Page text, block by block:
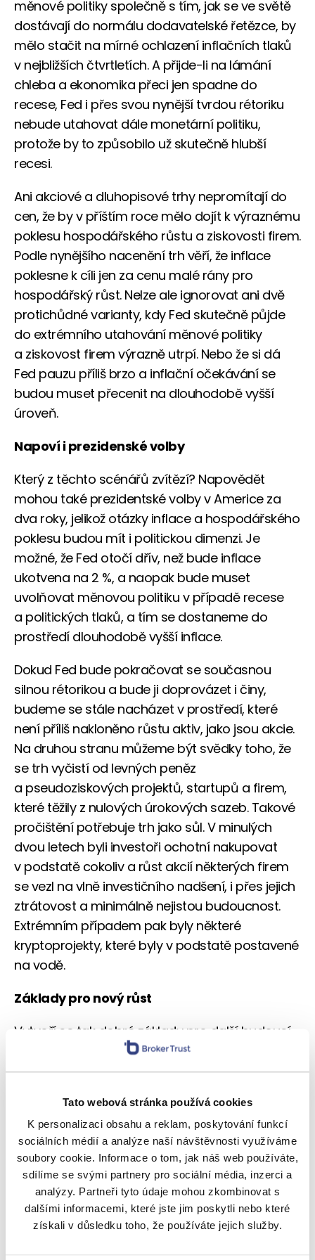
Tato webová stránka používá cookies
K personalizaci obsahu a reklam, poskytování funkcí
sociálních médií a analýze naší návštěvnosti využíváme
soubory cookie. Informace o tom, jak náš web používáte,
sdílíme se svými partnery pro sociální média, inzerci a
analýzy. Partneři tyto údaje mohou zkombinovat s
dalšími informacemi, které jste jim poskytli nebo které
získali v důsledku toho, že používáte jejich služby.
měnové politiky společně s tím, jak se ve světě
dostávají do normálu dodavatelské řetězce, by
mělo stačit na mírné ochlazení inflačních tlaků
v nejbližších čtvrtletích. A přijde-li na lámání
chleba a ekonomika přeci jen spadne do
recese, Fed i přes svou nynější tvrdou rétoriku
nebude utahovat dále monetární politiku,
protože by to způsobilo už skutečně hlubší
recesi.
Ani akciové a dluhopisové trhy nepromítají do
cen, že by v příštím roce mělo dojít k výraznému
poklesu hospodářského růstu a ziskovosti firem.
Podle nynějšího nacenění trh věří, že inflace
poklesne k cíli jen za cenu malé rány pro
hospodářský růst. Nelze ale ignorovat ani dvě
protichůdné varianty, kdy Fed skutečně půjde
do extrémního utahování měnové politiky
a ziskovost firem výrazně utrpí. Nebo že si dá
Fed pauzu příliš brzo a inflační očekávání se
budou muset přecenit na dlouhodobě vyšší
úroveň.
Napoví i prezidenské volby
Který z těchto scénářů zvítězí? Napovědět
mohou také prezidentské volby v Americe za
dva roky, jelikož otázky inflace a hospodářského
poklesu budou mít i politickou dimenzi. Je
možné, že Fed otočí dřív, než bude inflace
ukotvena na 2 %, a naopak bude muset
uvolňovat měnovou politiku v případě recese
a politických tlaků, a tím se dostaneme do
prostředí dlouhodobě vyšší inflace.
Dokud Fed bude pokračovat se současnou
silnou rétorikou a bude ji doprovázet i činy,
budeme se stále nacházet v prostředí, které
není příliš nakloněno růstu aktiv, jako jsou akcie.
Na druhou stranu můžeme být svědky toho, že
se trh vyčistí od levných peněz
a pseudoziskových projektů, startupů a firem,
které těžily z nulových úrokových sazeb. Takové
pročištění potřebuje trh jako sůl. V minulých
dvou letech byli investoři ochotní nakupovat
v podstatě cokoliv a růst akcií některých firem
se vezl na vlně investičního nadšení, i přes jejich
ztrátovost a minimálně nejistou budoucnost.
Extrémním případem pak byly některé
kryptoprojekty, které byly v podstatě postavené
na vodě.
Základy pro nový růst
Vytvoří se tak dobré základy pro další budoucí
a udržitelný hospodářský růst, z čehož budou
profitovat prorůstová odvětví. Tudíž i tato zatím
příležitosti.
Ze všech krizí se akciové trhy zotavily
a dlouhodobí investoři s vyváženými portfolii se
touto epizodou nemusejí zneklidňovat. Naopak
dnešní situace nahrává případnému
navyšování pozic. A ti, kdo čekali, že se pustí do